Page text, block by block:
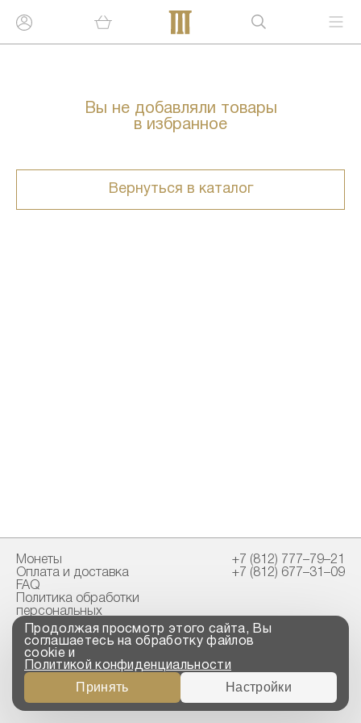
Вы не добавляли товары
в избранное
Вернуться в каталог
Монеты
Оплата и доставка
FAQ
Политика обработки
персональных
данных
Свидетельство
пробирной палаты
+7 (812) 777–79–21
+7 (812) 677–31–09
Copyright © 2023-2026
“ООО ТРОЙСКИЙ
СТАНДАРТ”
Продолжая просмотр этого сайта, Вы
соглашаетесь на обработку файлов
cookie и
Политикой конфиденциальности
Принять Настройки